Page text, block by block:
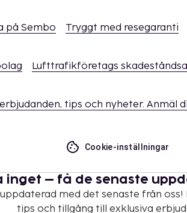
på Sembo Tryggt med resegaranti
Lufttrafikföretags
tips och nyheter. Anmäl
Cookie-inställningar
inget – få de senaste
med det senaste från oss!
tips och tillgång till exklusiva